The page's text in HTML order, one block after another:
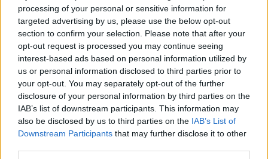
processing of your personal or sensitive information for
targeted advertising by us, please use the below opt-out
section to confirm your selection. Please note that after your
opt-out request is processed you may continue seeing
interest-based ads based on personal information utilized by
us or personal information disclosed to third parties prior to
your opt-out. You may separately opt-out of the further
disclosure of your personal information by third parties on the
IAB’s list of downstream participants. This information may
also be disclosed by us to third parties on the IAB’s List of
Downstream Participants that may further disclose it to other
PNȚMM
REPER
SENS
SOS (Șoșoacă)
POT (Gavrilă)
PACE (Peia)
Acțiunea Conservatoare (Târziu)
PDF (Lazarus)
PUSL (D. Voiculescu)